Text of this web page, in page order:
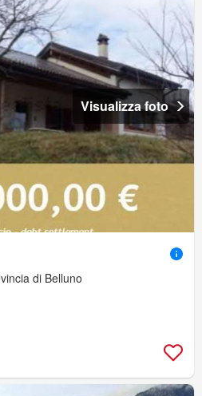
Visualizza foto
di Belluno